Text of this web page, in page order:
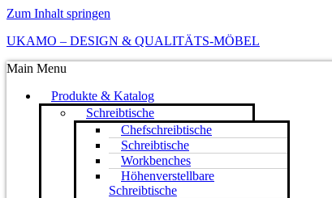
Zum Inhalt springen
UKAMO – DESIGN & QUALITÄTS-MÖBEL
Main Menu
Produkte & Katalog
Schreibtische
Chefschreibtische
Schreibtische
Workbenches
Höhenverstellbare
Schreibtische